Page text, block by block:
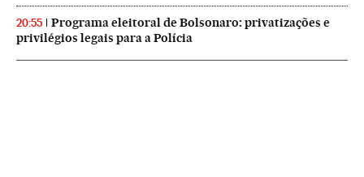
20:55
Programa eleitoral de Bolsonaro: privatizações e
privilégios legais para a Polícia